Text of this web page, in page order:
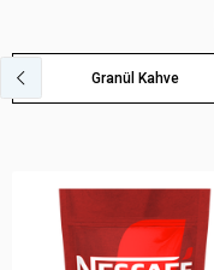
Granül Kahve